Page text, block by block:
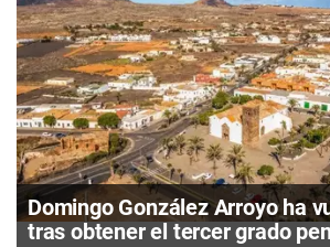
Domingo González Arroyo ha
tras obtener el tercer grado